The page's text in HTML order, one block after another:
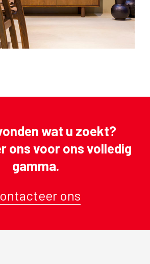
wat u zoekt?
ons voor ons volledig
gamma.
ons